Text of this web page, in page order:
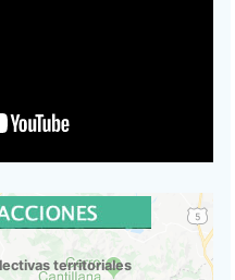
territoriales